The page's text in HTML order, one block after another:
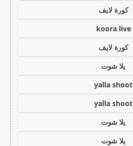
كورة لايف
koora live
كورة لايف
يلا شوت
yalla shoot
yalla shoot
يلا شوت
يلا شوت